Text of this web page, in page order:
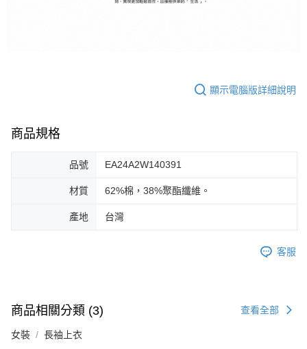
顯示電腦版詳細說明
商品規格
品號 EA24A2W140391
材質 62%棉，38%聚酯纖維。
產地 台灣
客服
商品相關分類 (3) 查看全部
女裝 長袖上衣